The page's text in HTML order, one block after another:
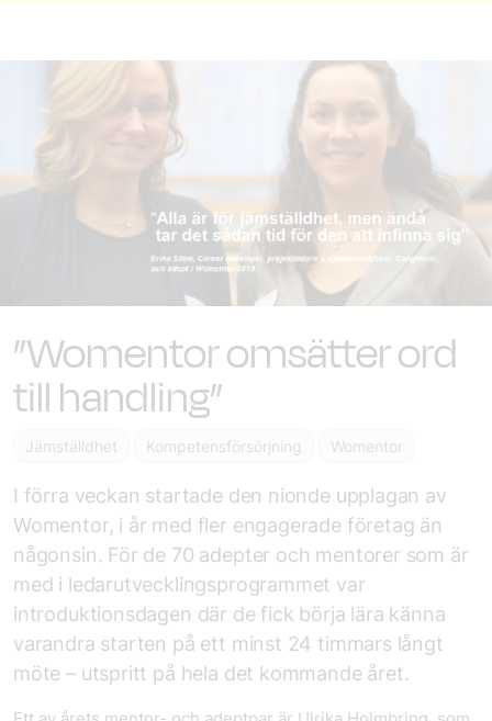
”Womentor omsätter ord
till handling”
Jämställdhet Kompetensförsörjning Womentor
I förra veckan startade den nionde upplagan av
Womentor, i år med fler engagerade företag än
någonsin. För de 70 adepter och mentorer som är
med i ledarutvecklingsprogrammet var
introduktionsdagen där de fick börja lära känna
varandra starten på ett minst 24 timmars långt
möte – utspritt på hela det kommande året.